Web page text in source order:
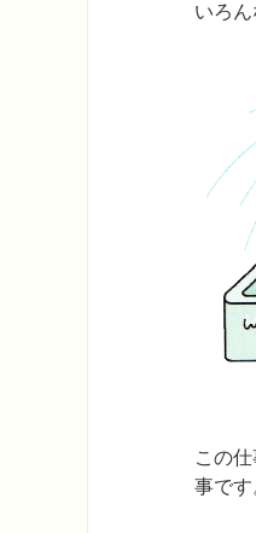
いろ
この
事です